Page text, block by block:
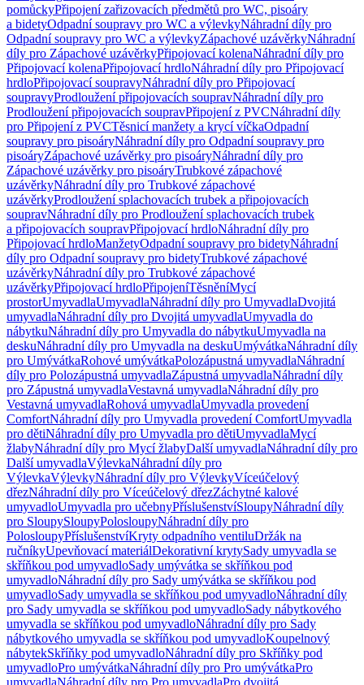
pomůckyPřipojení zařizovacích předmětů pro WC, pisoáry
a bidetyOdpadní soupravy pro WC a výlevkyNáhradní díly pro
Odpadní soupravy pro WC a výlevkyZápachové uzávěrkyNáhradní
díly pro Zápachové uzávěrkyPřipojovací kolenaNáhradní díly pro
Připojovací kolenaPřipojovací hrdloNáhradní díly pro Připojovací
hrdloPřipojovací soupravyNáhradní díly pro Připojovací
soupravyProdloužení připojovacích soupravNáhradní díly pro
Prodloužení připojovacích soupravPřipojení z PVCNáhradní díly
pro Připojení z PVCTěsnicí manžety a krycí víčkaOdpadní
soupravy pro pisoáryNáhradní díly pro Odpadní soupravy pro
pisoáryZápachové uzávěrky pro pisoáryNáhradní díly pro
Zápachové uzávěrky pro pisoáryTrubkové zápachové
uzávěrkyNáhradní díly pro Trubkové zápachové
uzávěrkyProdloužení splachovacích trubek a připojovacích
soupravNáhradní díly pro Prodloužení splachovacích trubek
a připojovacích soupravPřipojovací hrdloNáhradní díly pro
Připojovací hrdloManžetyOdpadní soupravy pro bidetyNáhradní
díly pro Odpadní soupravy pro bidetyTrubkové zápachové
uzávěrkyNáhradní díly pro Trubkové zápachové
uzávěrkyPřipojovací hrdloPřipojeníTěsněníMycí
prostorUmyvadlaUmyvadlaNáhradní díly pro UmyvadlaDvojitá
umyvadlaNáhradní díly pro Dvojitá umyvadlaUmyvadla do
nábytkuNáhradní díly pro Umyvadla do nábytkuUmyvadla na
deskuNáhradní díly pro Umyvadla na deskuUmývátkaNáhradní díly
pro UmývátkaRohové umývátkaPolozápustná umyvadlaNáhradní
díly pro Polozápustná umyvadlaZápustná umyvadlaNáhradní díly
pro Zápustná umyvadlaVestavná umyvadlaNáhradní díly pro
Vestavná umyvadlaRohová umyvadlaUmyvadla provedení
ComfortNáhradní díly pro Umyvadla provedení ComfortUmyvadla
pro dětiNáhradní díly pro Umyvadla pro dětiUmyvadlaMycí
žlabyNáhradní díly pro Mycí žlabyDalší umyvadlaNáhradní díly pro
Další umyvadlaVýlevkaNáhradní díly pro
VýlevkaVýlevkyNáhradní díly pro VýlevkyVíceúčelový
dřezNáhradní díly pro Víceúčelový dřezZáchytné kalové
umyvadloUmyvadla pro učebnyPříslušenstvíSloupyNáhradní díly
pro SloupySloupyPolosloupyNáhradní díly pro
PolosloupyPříslušenstvíKryty odpadního ventiluDržák na
ručníkyUpevňovací materiálDekorativní krytySady umyvadla se
skříňkou pod umyvadloSady umývátka se skříňkou pod
umyvadloNáhradní díly pro Sady umývátka se skříňkou pod
umyvadloSady umyvadla se skříňkou pod umyvadloNáhradní díly
pro Sady umyvadla se skříňkou pod umyvadloSady nábytkového
umyvadla se skříňkou pod umyvadloNáhradní díly pro Sady
nábytkového umyvadla se skříňkou pod umyvadloKoupelnový
nábytekSkříňky pod umyvadloNáhradní díly pro Skříňky pod
umyvadloPro umývátkaNáhradní díly pro Pro umývátkaPro
umyvadlaNáhradní díly pro Pro umyvadlaPro dvojitá